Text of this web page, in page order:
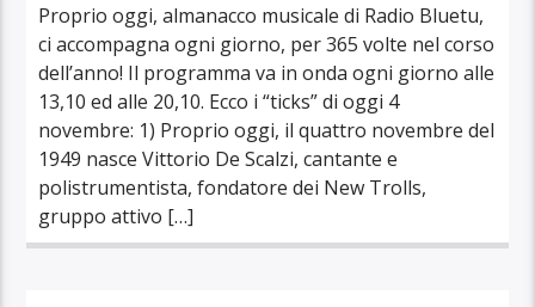
Proprio oggi, almanacco musicale di Radio Bluetu,
ci accompagna ogni giorno, per 365 volte nel corso
dell’anno! Il programma va in onda ogni giorno alle
13,10 ed alle 20,10. Ecco i “ticks” di oggi 4
novembre: 1) Proprio oggi, il quattro novembre del
1949 nasce Vittorio De Scalzi, cantante e
polistrumentista, fondatore dei New Trolls,
gruppo attivo […]